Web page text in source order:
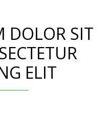
DOLOR SIT
ELIT